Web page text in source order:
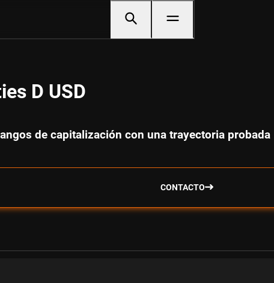
D USD
de capitalización con una trayectoria probada
CONTACTO